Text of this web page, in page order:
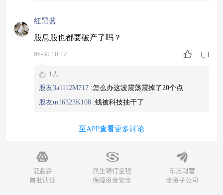
红黑蓝
股息股也都要破产了吗？
06-30 10:12
1人
股友3a1112M717 :怎么办这波震荡震掉了20个点
股友m16323K108 :钱被科技抽干了
至APP查看更多讨论